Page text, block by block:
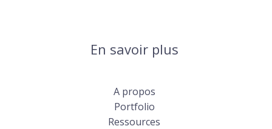
En savoir plus
A propos
Portfolio
Ressources